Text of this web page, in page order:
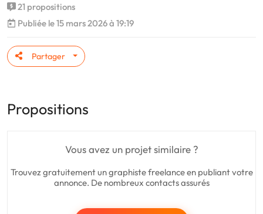
21 propositions
Publiée le 15 mars 2026 à 19:19
Partager
Propositions
Vous avez un projet similaire ?
Trouvez gratuitement un graphiste freelance en publiant votre
annonce. De nombreux contacts assurés